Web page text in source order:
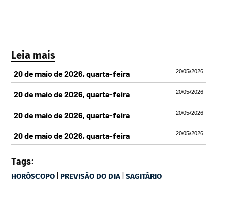
Leia mais
20/05/2026
20 de maio de 2026, quarta-feira
20/05/2026
20 de maio de 2026, quarta-feira
20/05/2026
20 de maio de 2026, quarta-feira
20/05/2026
20 de maio de 2026, quarta-feira
Tags:
HORÓSCOPO | PREVISÃO DO DIA |SAGITÁRIO